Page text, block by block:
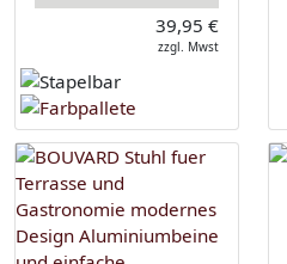
39,95 €
zzgl. Mwst